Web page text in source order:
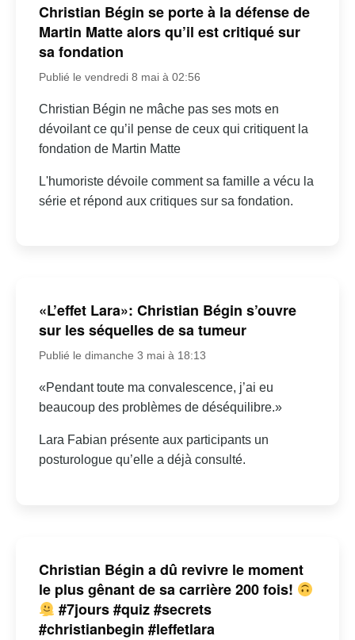
Christian Bégin se porte à la défense de
Martin Matte alors qu’il est critiqué sur
sa fondation
Publié le vendredi 8 mai à 02:56
Christian Bégin ne mâche pas ses mots en
dévoilant ce qu’il pense de ceux qui critiquent la
fondation de Martin Matte
L'humoriste dévoile comment sa famille a vécu la
série et répond aux critiques sur sa fondation.
«L’effet Lara»: Christian Bégin s’ouvre
sur les séquelles de sa tumeur
Publié le dimanche 3 mai à 18:13
«Pendant toute ma convalescence, j’ai eu
beaucoup des problèmes de déséquilibre.»
Lara Fabian présente aux participants un
posturologue qu’elle a déjà consulté.
Christian Bégin a dû revivre le moment
le plus gênant de sa carrière 200 fois!
#7jours #quiz #secrets
#christianbegin #leffetlara